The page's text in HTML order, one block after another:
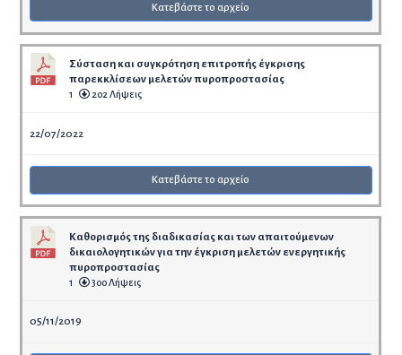
Κατεβάστε το αρχείο
Σύσταση και συγκρότηση επιτροπής έγκρισης
παρεκκλίσεων μελετών πυροπροστασίας
1 202 Λήψεις
22/07/2022
Κατεβάστε το αρχείο
Καθορισμός της διαδικασίας και των απαιτούμενων
δικαιολογητικών για την έγκριση μελετών ενεργητικής
πυροπροστασίας
1 300 Λήψεις
05/11/2019